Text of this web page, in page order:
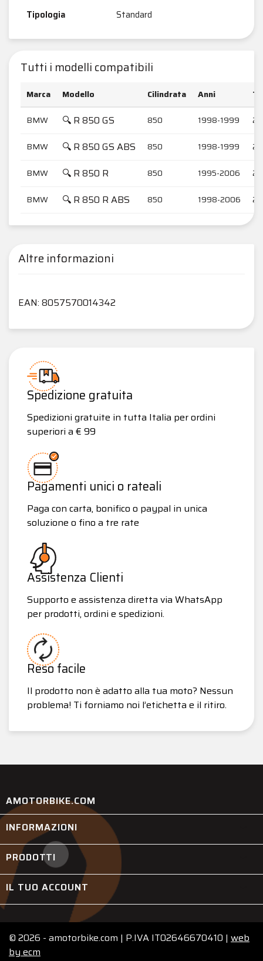
Tipologia Standard
Tutti i modelli compatibili
Marca Modello Cilindrata Anni
BMW
🔍 R 850 GS 850 1998-1999
BMW 🔍 R 850 GS ABS 850 1998-1999
BMW 🔍 R 850 R 850 1995-2006
BMW 🔍 R 850 R ABS 850 1998-2006
Altre informazioni
EAN: 8057570014342
Spedizione gratuita
Spedizioni gratuite in tutta Italia per ordini
superiori a € 99
Pagamenti unici o rateali
Paga con carta, bonifico o paypal in unica
soluzione o fino a tre rate
Assistenza Clienti
Supporto e assistenza diretta via WhatsApp
per prodotti, ordini e spedizioni.
Reso facile
Il prodotto non è adatto alla tua moto? Nessun
problema! Ti forniamo noi l’etichetta e il ritiro.
AMOTORBIKE.COM
INFORMAZIONI
PRODOTTI
IL TUO ACCOUNT
© 2026 - amotorbike.com | P.IVA IT02646670410 | web
byecm